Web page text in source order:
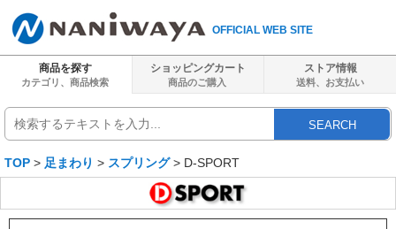
OFFICIAL WEB SITE
商品を探す
カテゴリ、商品検索
ショッピングカート
商品のご購入
ストア情報
送料、 お支払い
SEARCH
TOP > 足まわり > スプリング> D-SPORT